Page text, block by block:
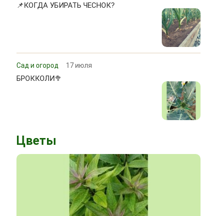
📌КОГДА УБИРАТЬ ЧЕСНОК?
Сад и огород 17 июля
БРОККОЛИ🥦
Цветы